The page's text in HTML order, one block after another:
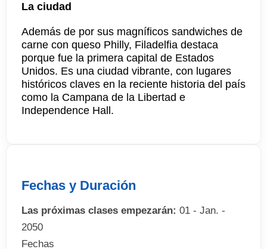
La ciudad
Además de por sus magníficos sandwiches de
carne con queso Philly, Filadelfia destaca
porque fue la primera capital de Estados
Unidos. Es una ciudad vibrante, con lugares
históricos claves en la reciente historia del país
como la Campana de la Libertad e
Independence Hall.
Fechas y Duración
Las próximas clases empezarán: 01 - Jan. -
2050
Fechas